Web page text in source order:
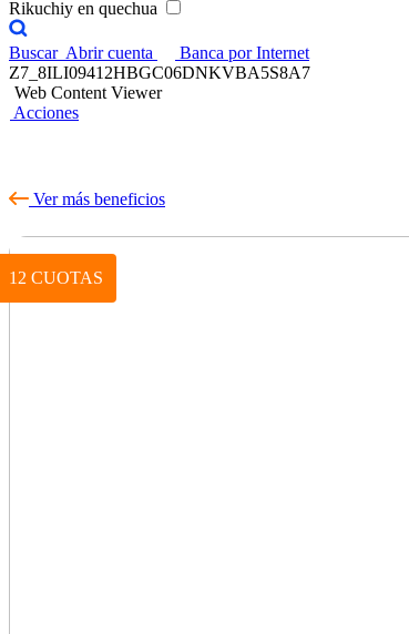
Rikuchiy en quechua
Buscar Abrir cuenta
Banca por Internet
Z7_8ILI09412HBGC06DNKVBA5S8A7
Web Content Viewer
Acciones
Ver más beneficios
12 CUOTAS